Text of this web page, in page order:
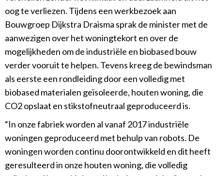
oog te verliezen. Tijdens een werkbezoek aan
Bouwgroep Dijkstra Draisma sprak de minister met de
aanwezigen over het woningtekort en over de
mogelijkheden om de industriële en biobased bouw
verder vooruit te helpen. Tevens kreeg de bewindsman
als eerste een rondleiding door een volledig met
biobased materialen geïsoleerde, houten woning, die
CO2 opslaat en stikstofneutraal geproduceerd is.
“In onze fabriek worden al vanaf 2017 industriële
woningen geproduceerd met behulp van robots. De
woningen worden continu doorontwikkeld en dit heeft
geresulteerd in onze houten woning, die volledig